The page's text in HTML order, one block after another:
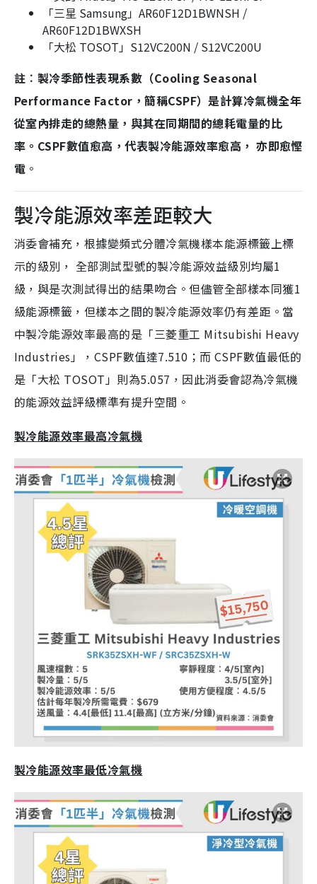
「三星 Samsung」AR60F12D1BWNSH /
AR60F12D1BWXSH
「大松 TOSOT」S12VC200N / S12VC200U
註︰製冷季節性表現系數（Cooling Seasonal
Performance Factor，簡稱CSPF）是計算冷氣機全年
從室內排走的總熱量，與其在同期間的總耗電量的比
率。CSPF數值愈高，代表製冷能源效率愈高， 亦即愈慳
電 。
製冷能源效率差距較大
消委會補充，根據變頻式分體冷氣機樣本能源標籤上標
示的級別， 全部測試型號的製冷能源效益級別均屬1
級，與是次測試得出的結果吻合。但儘管全部樣本同獲1
級能源標籤，但樣本之間的製冷能源效率仍有差距。當
中製冷能源效率最高的是「三菱重工 Mitsubishi Heavy
Industries」，CSPF數值達7.510；而 CSPF數值最低的
是「大松 TOSOT」則為5.057，因此消委會認為冷氣機
的能源效益評級標準有提升空間。
製冷能源效率最高冷氣機
製冷能源效率最低冷氣機